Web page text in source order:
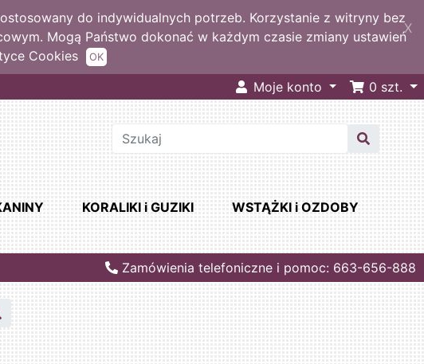
do indywidualnych potrzeb. Korzystanie z witryny bez
Mogą Państwo dokonać w każdym czasie zmiany ustawień
Cookies
X
OK
Moje konto 0 szt.
KORALIKI i GUZIKI WSTĄŻKI i OZDOBY
Zamówienia telefoniczne i pomoc: 663-656-888